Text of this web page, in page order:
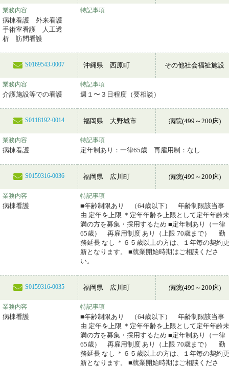
業務内容
病棟看護 外来看護
手術室看護 人工透
析 訪問看護
特記事項
S0169543-0007 沖縄県 西原町 その他社会福祉施設
業務内容
介護施設等での看護
特記事項
週１〜３日程度（要相談）
S0118192-0014 福岡県 大野城市 病院(499～200床)
業務内容
病棟看護
特記事項
定年制あり：一律65歳 再雇用制：なし
S0159316-0036 福岡県 広川町 病院(499～200床)
業務内容
病棟看護
特記事項
■年齢制限あり （64歳以下） 年齢制限該当事
由 定年を上限 ＊定年年齢を上限として定年年齢未
満の方を募集・採用するため ■定年制あり（一律
65歳） 再雇用制度 あり（上限 70歳まで） 勤
務延長 なし ＊６５歳以上の方は、１年毎の契約更
新となります。 ■就業開始時期はご相談くださ
い。
S0159316-0035 福岡県 広川町 病院(499～200床)
業務内容
病棟看護
特記事項
■年齢制限あり （64歳以下） 年齢制限該当事
由 定年を上限 ＊定年年齢を上限として定年年齢未
満の方を募集・採用するため ■定年制あり（一律
65歳） 再雇用制度 あり（上限 70歳まで） 勤
務延長 なし ＊６５歳以上の方は、１年毎の契約更
新となります。 ■就業開始時期はご相談くださ